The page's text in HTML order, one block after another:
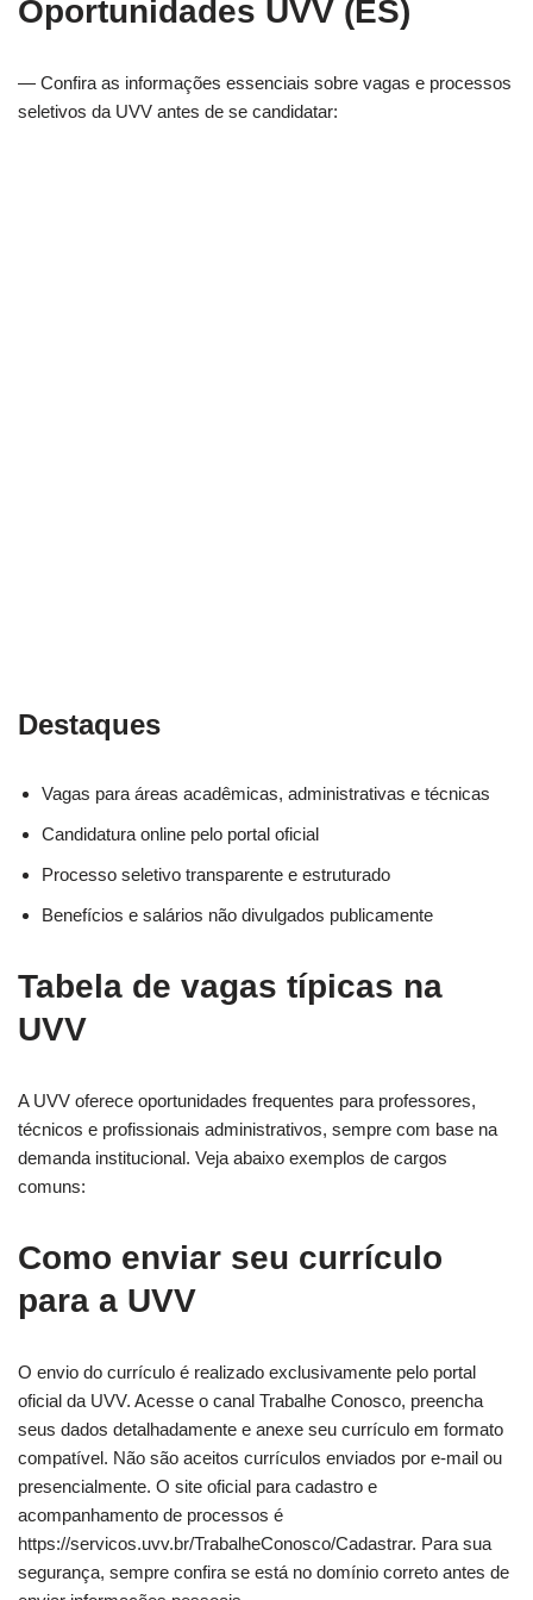
Oportunidades UVV (ES)
— Confira as informações essenciais sobre vagas e processos
seletivos da UVV antes de se candidatar:
Destaques
Vagas para áreas acadêmicas, administrativas e técnicas
Candidatura online pelo portal oficial
Processo seletivo transparente e estruturado
Benefícios e salários não divulgados publicamente
Tabela de vagas típicas na
UVV
A UVV oferece oportunidades frequentes para professores,
técnicos e profissionais administrativos, sempre com base na
demanda institucional. Veja abaixo exemplos de cargos
comuns:
Como enviar seu currículo
para a UVV
O envio do currículo é realizado exclusivamente pelo portal
oficial da UVV. Acesse o canal Trabalhe Conosco, preencha
seus dados detalhadamente e anexe seu currículo em formato
compatível. Não são aceitos currículos enviados por e-mail ou
presencialmente. O site oficial para cadastro e
acompanhamento de processos é
https://servicos.uvv.br/TrabalheConosco/Cadastrar. Para sua
segurança, sempre confira se está no domínio correto antes de